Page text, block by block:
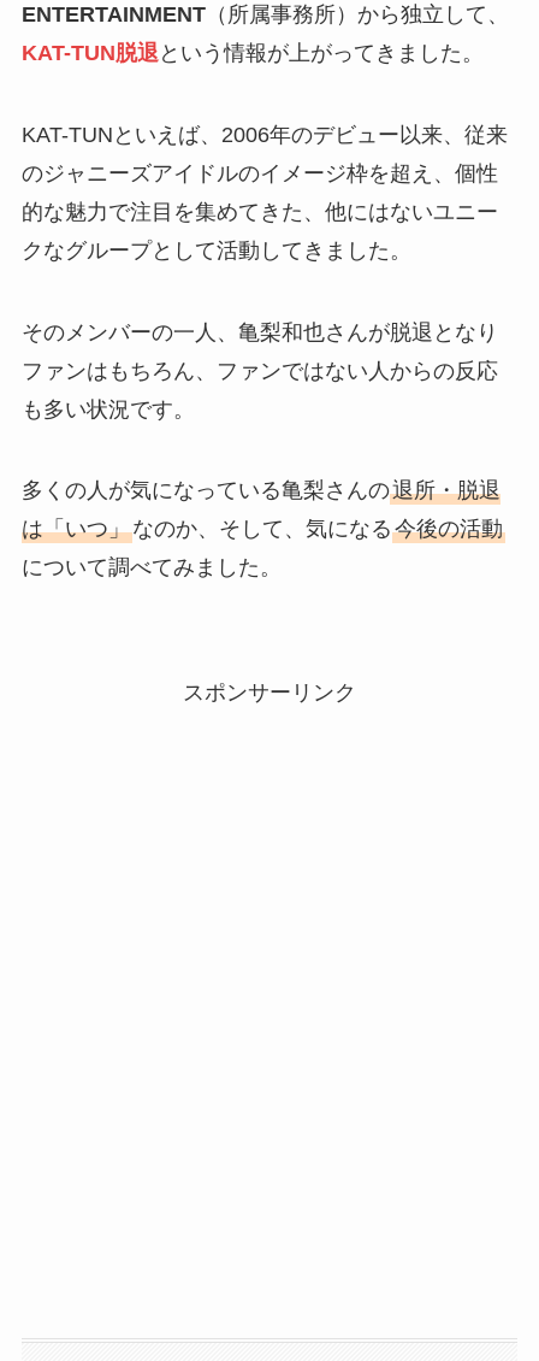
ENTERTAINMENT（所属事務所）から独立して、
KAT-TUN脱退 という情報が上がってきました。
KAT-TUNといえば、2006年のデビュー以来、従来
のジャニーズアイドルのイメージ枠を超え、個性
的な魅力で注目を集めてきた、他にはないユニー
クなグループとして活動してきました。
そのメンバーの一人、亀梨和也さんが脱退となり
ファンはもちろん、ファンではない人からの反応
も多い状況です。
多くの人が気になっている亀梨さんの退所・脱退
は「いつ」なのか、そして、気になる今後の活動
について調べてみました。
スポンサーリンク